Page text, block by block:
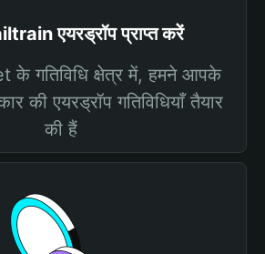
एयरड्रॉप प्राप्त करें
गतिविधि क्षेत्र में, हमने आपके
की एयरड्रॉप गतिविधियाँ तैयार
की हैं